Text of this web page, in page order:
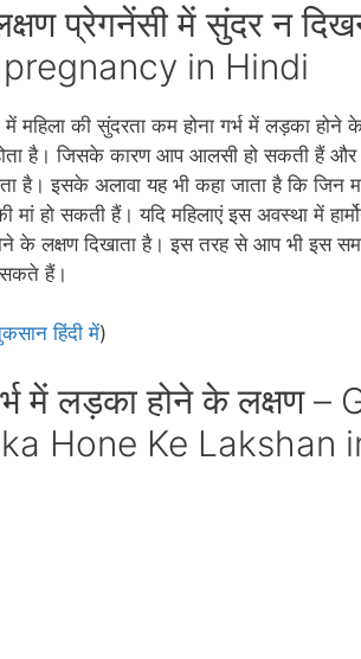
प्रेगनेंसी में सुंदर न
in Hindi
महिला की सुंदरता कम होना गर्भ में लड़का
होता है। जिसके कारण आप आलसी हो सकती हैं
है। इसके अलावा यह भी कहा जाता है कि
हो सकती हैं। यदि महिलाएं इस अवस्‍था में
के लक्षण दिखाता है। इस तरह से आप भी इस
हैं।
हिंदी में)
में लड़का होने के लक्षण
Hone Ke Lakshan